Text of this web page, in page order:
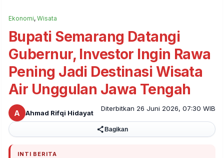
Ekonomi, Wisata
Bupati Semarang Datangi
Gubernur, Investor Ingin Rawa
Pening Jadi Destinasi Wisata
Air Unggulan Jawa Tengah
A Ahmad Rifqi Hidayat
Diterbitkan 26 Juni 2026, 07:30 WIB
Bagikan
INTI BERITA